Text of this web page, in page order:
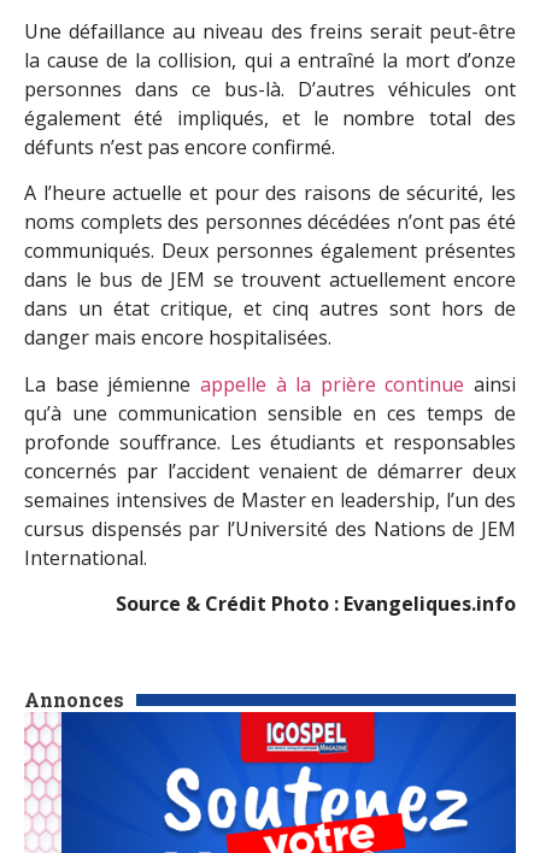
Annonces
Une défaillance au niveau des freins serait peut-être
la cause de la collision, qui a entraîné la mort d’onze
personnes dans ce bus-là. D’autres véhicules ont
également été impliqués, et le nombre total des
défunts n’est pas encore confirmé.
A l’heure actuelle et pour des raisons de sécurité, les
noms complets des personnes décédées n’ont pas été
communiqués. Deux personnes également présentes
dans le bus de JEM se trouvent actuellement encore
dans un état critique, et cinq autres sont hors de
danger mais encore hospitalisées.
La base jémienne appelle à la prière continue ainsi
qu’à une communication sensible en ces temps de
profonde souffrance. Les étudiants et responsables
concernés par l’accident venaient de démarrer deux
semaines intensives de Master en leadership, l’un des
cursus dispensés par l’Université des Nations de JEM
International.
Source & Crédit Photo : Evangeliques.info